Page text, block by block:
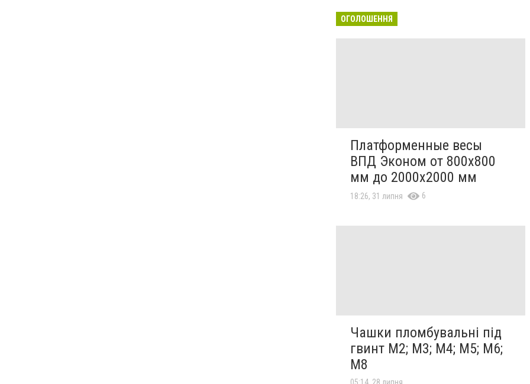
ОГОЛОШЕННЯ
Платформенные весы
ВПД Эконом от 800х800
мм до 2000х2000 мм
18:26, 31 липня 6
Чашки пломбувальні під
гвинт М2; М3; М4; М5; М6;
М8